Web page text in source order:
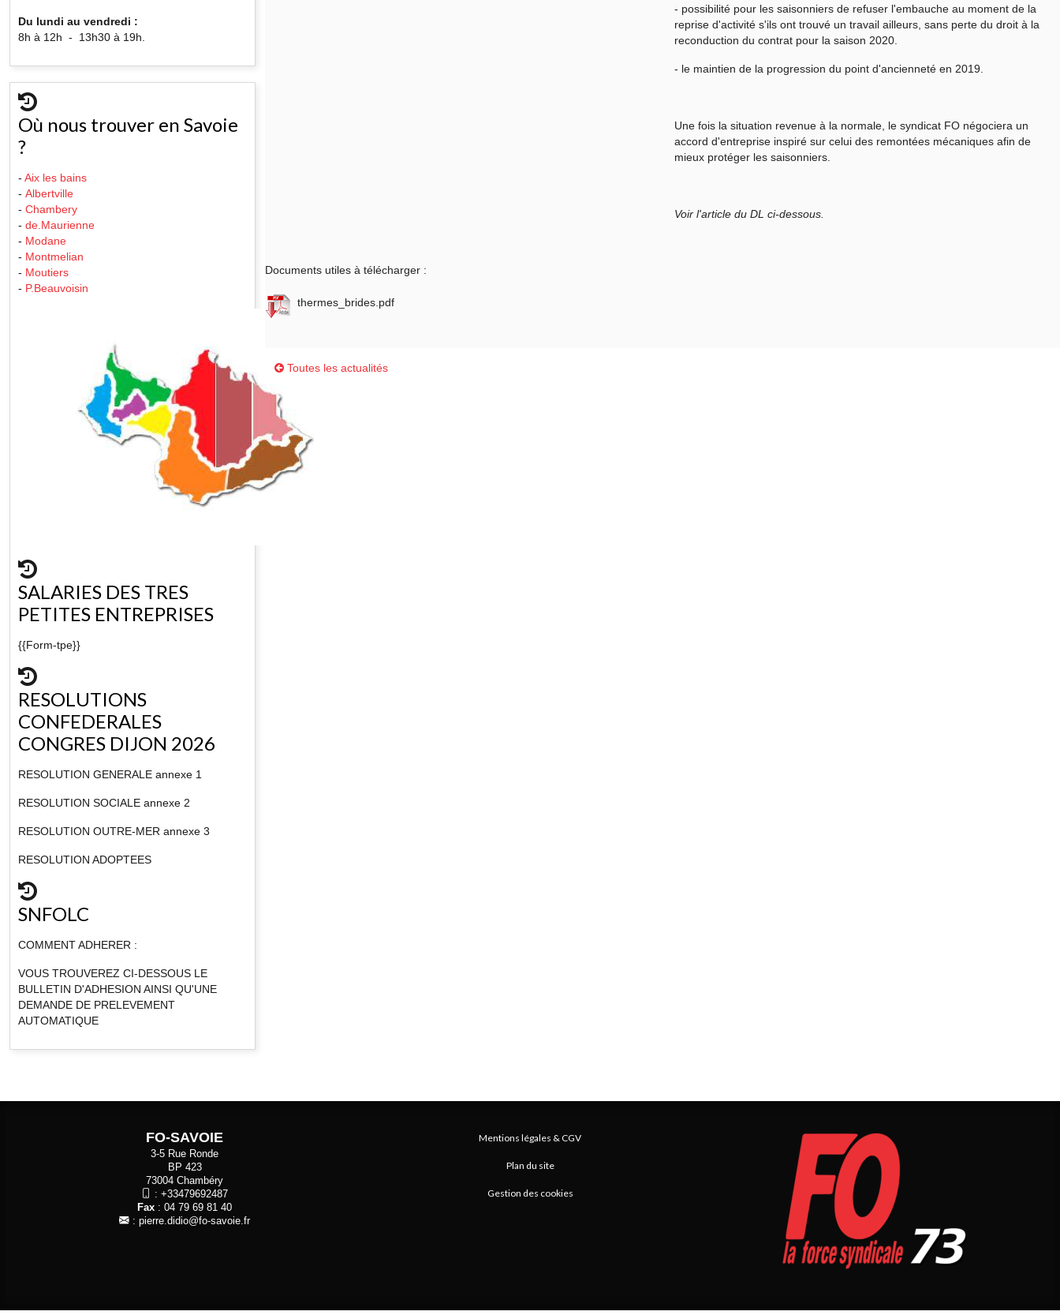
- possibilité pour les saisonniers de refuser l'embauche au moment de la
reprise d'activité s'ils ont trouvé un travail ailleurs, sans perte du droit à la
reconduction du contrat pour la saison 2020.
- le maintien de la progression du point d'ancienneté en 2019.
Une fois la situation revenue à la normale, le syndicat FO négociera un
accord d'entreprise inspiré sur celui des remontées mécaniques afin de
mieux protéger les saisonniers.
Voir l'article du DL ci-dessous.
Documents utiles à télécharger :
thermes_brides.pdf
Toutes les actualités
Du lundi au vendredi :
8h à 12h - 13h30 à 19h.
Où nous trouver en Savoie
?
- Aix les bains
- Albertville
- Chambery
- de.Maurienne
- Modane
- Montmelian
- Moutiers
- P.Beauvoisin
SALARIES DES TRES
PETITES ENTREPRISES
{{Form-tpe}}
RESOLUTIONS
CONFEDERALES
CONGRES DIJON 2026
RESOLUTION GENERALE annexe 1
RESOLUTION SOCIALE annexe 2
RESOLUTION OUTRE-MER annexe 3
RESOLUTION ADOPTEES
SNFOLC
COMMENT ADHERER :
VOUS TROUVEREZ CI-DESSOUS LE
BULLETIN D'ADHESION AINSI QU'UNE
DEMANDE DE PRELEVEMENT
AUTOMATIQUE
FO-SAVOIE
3-5 Rue Ronde
BP 423
73004 Chambéry
: +33479692487
Fax : 04 79 69 81 40
: pierre.didio@fo-savoie.fr
Mentions légales & CGV
Plan du site
Gestion des cookies